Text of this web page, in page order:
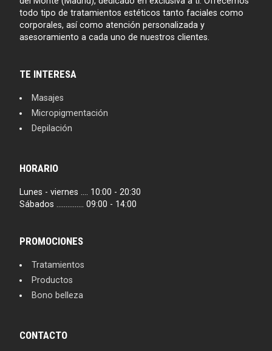
todo tipo de tratamientos estéticos tanto faciales como
corporales, así como atención personalizada y
asesoramiento a cada uno de nuestros clientes.
TE INTERESA
Masajes
Micropigmentación
Depilación
HORARIO
Lunes - viernes .... 10:00 - 20:30
Sábados ............... 09:00 - 14:00
PROMOCIONES
Tratamientos
Productos
Bono belleza
CONTACTO